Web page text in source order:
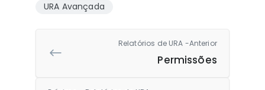
URA Avançada
Relatórios de URA -Anterior
Permissões